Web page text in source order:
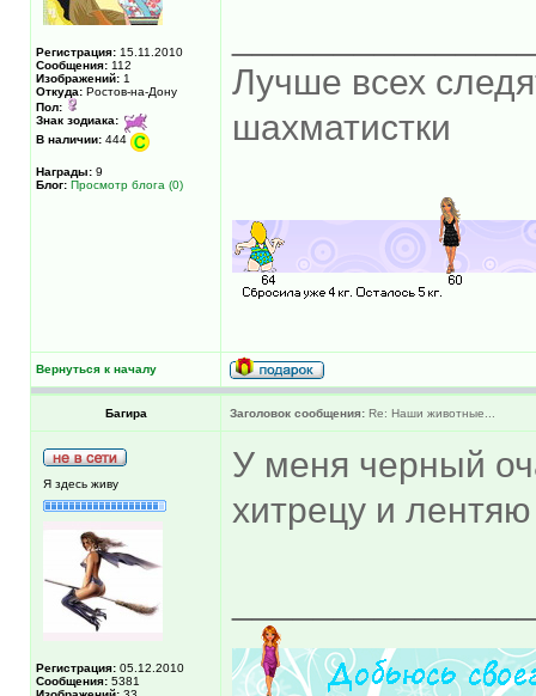
Регистрация: 15.11.2010
Сообщения: 112
Изображений: 1
Откуда: Ростов-на-Дону
Пол:
Знак зодиака:
В наличии: 444
Награды: 9
Блог: Просмотр блога (0)
Лучше всех
шахматистки
Вернуться к началу
Багира Заголовок сообщения: Re: Наши животные...
Я здесь живу
Регистрация: 05.12.2010
Сообщения: 5381
У меня черный
хитрецу и